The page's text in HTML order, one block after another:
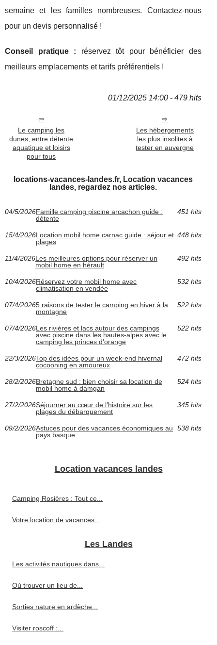
semaine et les familles nombreuses. Contactez-nous
pour un devis personnalisé !
Conseil pratique : réservez tôt pour bénéficier des
meilleurs emplacements et tarifs préférentiels !
01/12/2025 14:00 - 479 hits
Le camping les
dunes, entre détente
aquatique et loisirs
pour tous
Les hébergements
les plus insolites à
tester en auvergne
locations-vacances-landes.fr, Location vacances
landes, regardez nos articles.
04/5/2026Famille camping piscine arcachon guide :
détente
451 hits
15/4/2026Location mobil home carnac guide : séjour et
plages
448 hits
11/4/2026Les meilleures options pour réserver un
mobil home en hérault
492 hits
10/4/2026Réservez votre mobil home avec
climatisation en vendée
532 hits
07/4/20265 raisons de tester le camping en hiver à la
montagne
522 hits
07/4/2026Les rivières et lacs autour des campings
avec piscine dans les hautes-alpes avec le
camping les princes d'orange
522 hits
22/3/2026Top des idées pour un week-end hivernal
cocooning en amoureux
472 hits
28/2/2026Bretagne sud : bien choisir sa location de
mobil home à damgan
524 hits
27/2/2026Séjourner au cœur de l’histoire sur les
plages du débarquement
345 hits
09/2/2026Astuces pour des vacances économiques au
pays basque
538 hits
Location vacances landes
Camping Rosières : Tout ce...
Votre location de vacances...
Les Landes
Les activités nautiques dans...
Où trouver un lieu de...
Sorties nature en ardèche...
Visiter roscoff :...